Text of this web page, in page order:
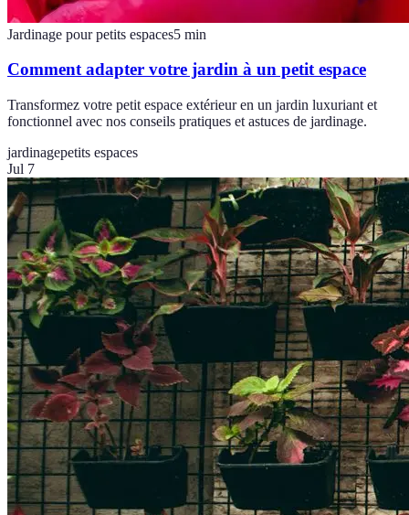
Jardinage pour petits espaces5 min
Comment adapter votre jardin à un petit espace
Transformez votre petit espace extérieur en un jardin luxuriant et
fonctionnel avec nos conseils pratiques et astuces de jardinage.
jardinagepetits espaces
Jul 7